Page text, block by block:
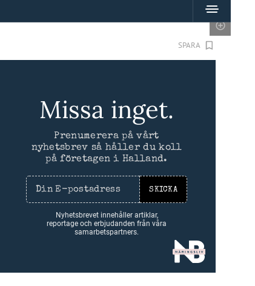
SPARA
Missa inget.
Prenumerera på vårt
nyhetsbrev så håller du koll
på företagen i Halland.
SKICKA
Nyhetsbrevet innehåller artiklar,
reportage och erbjudanden från våra
samarbetspartners.